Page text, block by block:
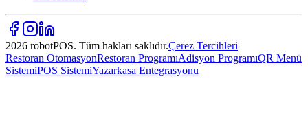
2026 robotPOS. Tüm hakları saklıdır.Çerez Tercihleri
Restoran OtomasyonRestoran ProgramıAdisyon ProgramıQR Menü
SistemiPOS SistemiYazarkasa Entegrasyonu